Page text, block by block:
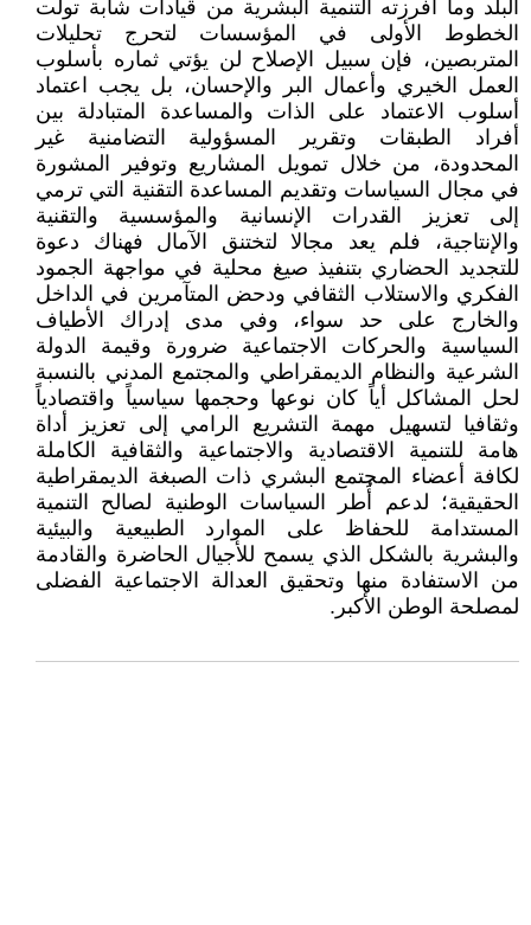
البلد وما أفرزته التنمية البشرية من قيادات شابة تولت
الخطوط الأولى في‮ ‬المؤسسات لتحرج تحليلات
المتربصين،‮ ‬فإن سبيل الإصلاح لن‮ ‬يؤتي‮ ‬ثماره بأسلوب
العمل الخيري‮ ‬وأعمال البر والإحسان،‮ ‬بل‮ ‬يجب اعتماد
أسلوب الاعتماد على الذات والمساعدة المتبادلة بين
أفراد الطبقات وتقرير المسؤولية التضامنية‮ ‬غير
المحدودة،‮ ‬من خلال تمويل المشاريع وتوفير المشورة
‬إلى تعزيز القدرات الإنسانية والمؤسسية والتقنية
والإنتاجية،‮ ‬فلم‮ ‬يعد مجالا لتختنق الآمال فهناك دعوة
للتجديد الحضاري بتنفيذ صيغ‮ ‬محلية في مواجهة الجمود
الفكري والاستلاب الثقافي‮ ‬ودحض المتآمرين في الداخل
والخارج على حد سواء،‮ ‬وفي مدى إدراك الأطياف
السياسية والحركات الاجتماعية ضرورة وقيمة الدولة
الشرعية والنظام الديمقراطي والمجتمع المدني بالنسبة
‬وثقافيا لتسهيل مهمة التشريع الرامي‮ ‬إلى تعزيز أداة
هامة للتنمية الاقتصادية والاجتماعية والثقافية الكاملة
لكافة أعضاء المجتمع البشري‮ ‬ذات الصبغة الديمقراطية
الحقيقية؛ لدعم أُطر السياسات الوطنية لصالح التنمية
المستدامة للحفاظ على الموارد الطبيعية والبيئية
والبشرية بالشكل الذي‮ ‬يسمح للأجيال الحاضرة والقادمة
من الاستفادة منها وتحقيق العدالة الاجتماعية الفضلى
لمصلحة الوطن الأكبر‮. ‬